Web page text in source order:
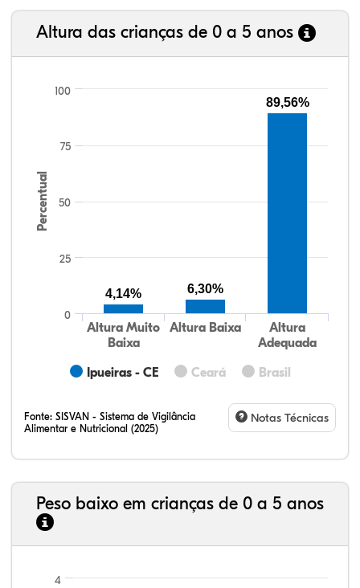
Altura das crianças de 0 a 5 anos
Percentual
Ipueiras - CE Ceará Brasil
Altura Muito
Baixa
Altura Baixa
Altura
Adequada
0
100
25
50
75
4,14% 6,30%
89,56%
Fonte: SISVAN - Sistema de Vigilância
Alimentar e Nutricional (2025)
Notas Técnicas
Peso baixo em crianças de 0 a 5 anos
4